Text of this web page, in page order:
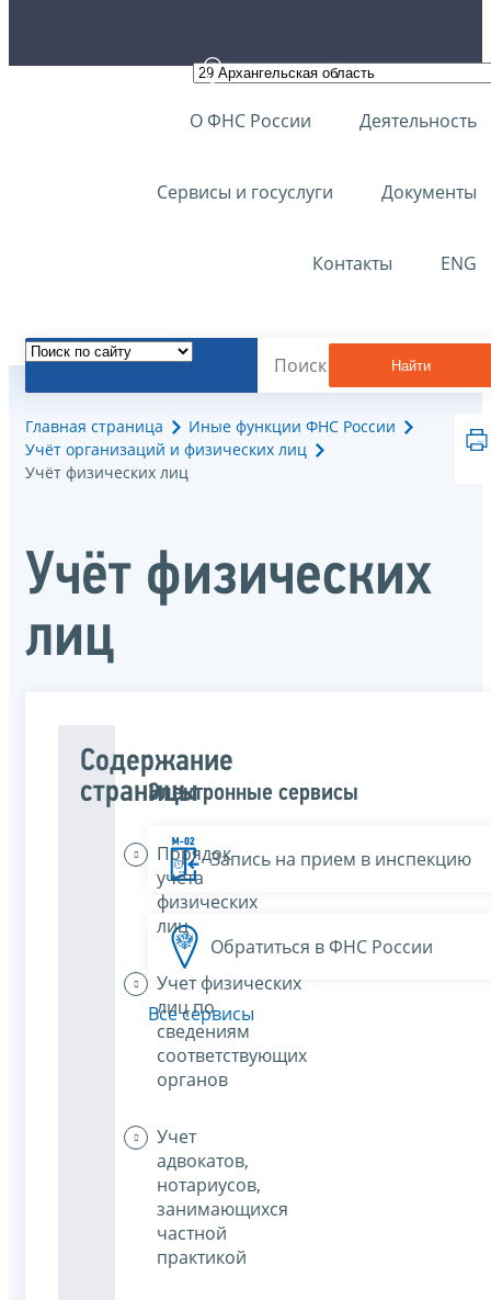
О ФНС России Деятельность
Сервисы и госуслуги Документы
Контакты ENG
Найти
Главная страница
Иные функции ФНС России
Учёт организаций и физических лиц
Учёт физических лиц
Учёт физических
лиц
Содержание
страницы
Порядок
учёта
физических
лиц
Учет физических
лиц по
сведениям
соответствующих
органов
Учет
адвокатов,
нотариусов,
занимающихся
частной
практикой
Электронные сервисы
Запись на прием в инспекцию
Обратиться в ФНС России
Все сервисы